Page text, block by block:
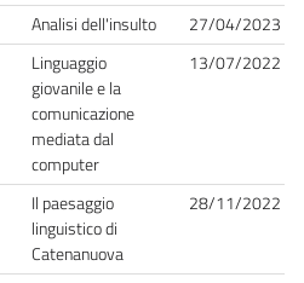
Analisi dell'insulto
27/04/2023
Linguaggio
giovanile e la
comunicazione
mediata dal
computer
13/07/2022
Il paesaggio
linguistico di
Catenanuova
28/11/2022